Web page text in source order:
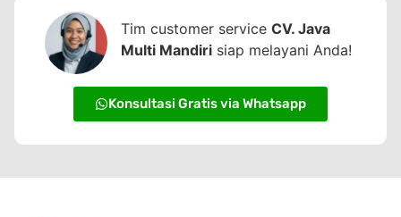
Tim customer service CV. Java
Multi Mandiri siap melayani Anda!
Konsultasi Gratis via Whatsapp